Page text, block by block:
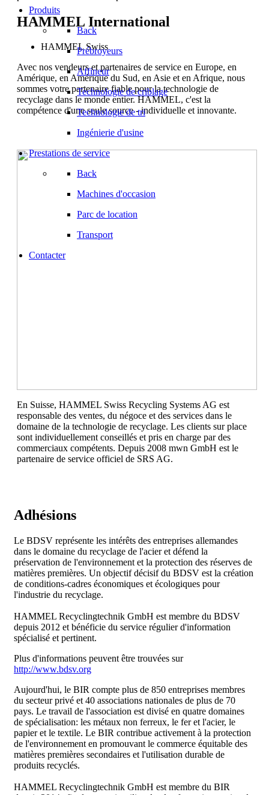
Produits
Back
Prébroyeurs
Affineur
Technologie de criblage
Technologie de tri
Ingénierie d'usine
Prestations de service
Back
Machines d'occasion
Parc de location
Transport
Contacter
HAMMEL International
HAMMEL Swiss
Avec nos vendeurs et partenaires de service en Europe, en
Amérique, en Amérique du Sud, en Asie et en Afrique, nous
sommes votre partenaire fiable pour la technologie de
recyclage dans le monde entier. HAMMEL, c'est la
compétence d'une seule source - individuelle et innovante.
En Suisse, HAMMEL Swiss Recycling Systems AG est
responsable des ventes, du négoce et des services dans le
domaine de la technologie de recyclage. Les clients sur place
sont individuellement conseillés et pris en charge par des
commerciaux compétents. Depuis 2008 mwn GmbH est le
partenaire de service officiel de SRS AG.
Adhésions
Le BDSV représente les intérêts des entreprises allemandes
dans le domaine du recyclage de l'acier et défend la
préservation de l'environnement et la protection des réserves de
matières premières. Un objectif décisif du BDSV est la création
de conditions-cadres économiques et écologiques pour
l'industrie du recyclage.
HAMMEL Recyclingtechnik GmbH est membre du BDSV
depuis 2012 et bénéficie du service régulier d'information
spécialisé et pertinent.
Plus d'informations peuvent être trouvées sur
http://www.bdsv.org
Aujourd'hui, le BIR compte plus de 850 entreprises membres
du secteur privé et 40 associations nationales de plus de 70
pays. Le travail de l'association est divisé en quatre domaines
de spécialisation: les métaux non ferreux, le fer et l'acier, le
papier et le textile. Le BIR contribue activement à la protection
de l'environnement en promouvant le commerce équitable des
matières premières secondaires et l'utilisation durable de
produits recyclés.
HAMMEL Recyclingtechnik GmbH est membre du BIR